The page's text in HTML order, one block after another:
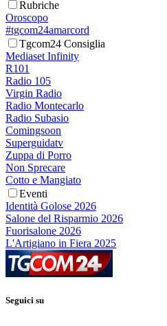
Rubriche
Oroscopo
#tgcom24amarcord
Tgcom24 Consiglia
Mediaset Infinity
R101
Radio 105
Virgin Radio
Radio Montecarlo
Radio Subasio
Comingsoon
Superguidatv
Zuppa di Porro
Non Sprecare
Cotto e Mangiato
Eventi
Identità Golose 2026
Salone del Risparmio 2026
Fuorisalone 2026
L'Artigiano in Fiera 2025
Seguici su